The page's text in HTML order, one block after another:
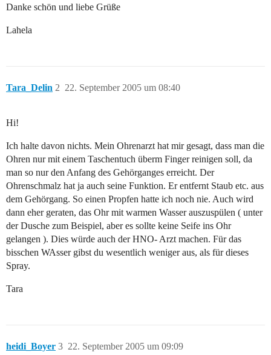
Danke schön und liebe Grüße
Lahela
Tara_Delin 22. September 2005 um 08:40
2
Hi!
Ich halte davon nichts. Mein Ohrenarzt hat mir gesagt, dass man die
Ohren nur mit einem Taschentuch überm Finger reinigen soll, da
man so nur den Anfang des Gehörganges erreicht. Der
Ohrenschmalz hat ja auch seine Funktion. Er entfernt Staub etc. aus
dem Gehörgang. So einen Propfen hatte ich noch nie. Auch wird
dann eher geraten, das Ohr mit warmen Wasser auszuspülen ( unter
der Dusche zum Beispiel, aber es sollte keine Seife ins Ohr
gelangen ). Dies würde auch der HNO- Arzt machen. Für das
bisschen WAsser gibst du wesentlich weniger aus, als für dieses
Spray.
Tara
heidi_Boyer 22. September 2005 um 09:09
3